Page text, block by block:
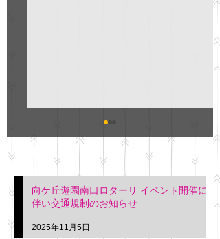
明日(11月6日)午後3時～5
階会議室にてGOの説明会
を行います。 神奈川個人
タクシー協同組合 専務 佐
久間
最新記事
向ケ丘遊園南口ロターリ イベント開催に
伴い交通規制のお知らせ
2025年11月5日